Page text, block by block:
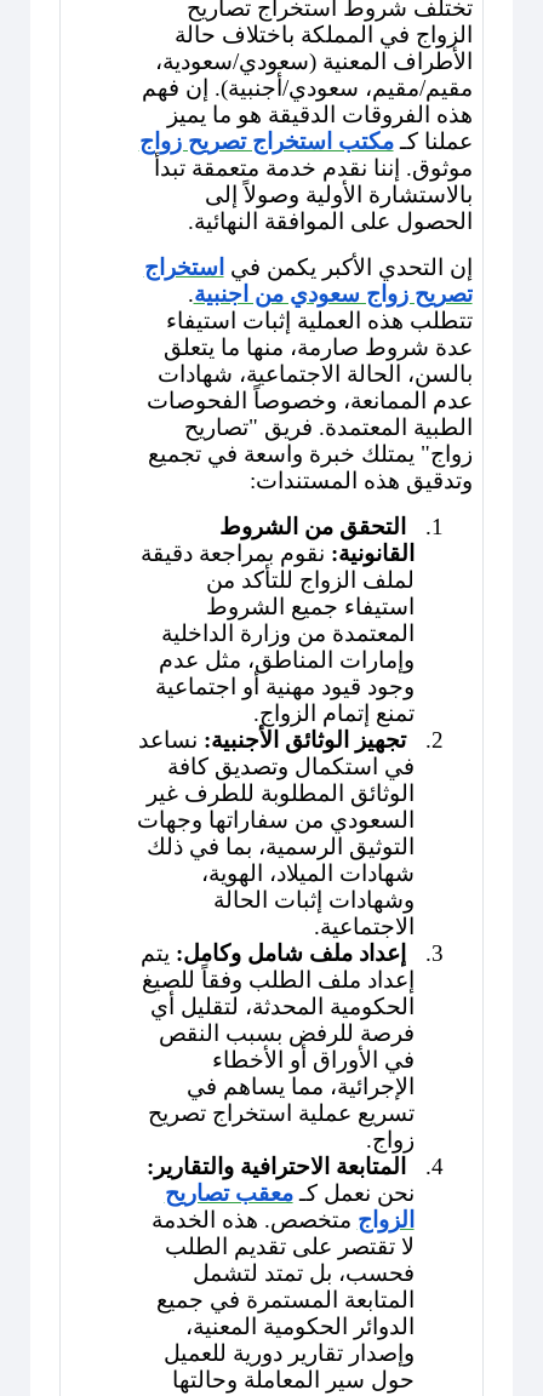
تختلف شروط استخراج تصاريح
الزواج في المملكة باختلاف حالة
الأطراف المعنية (سعودي/سعودية،
مقيم/مقيم، سعودي/أجنبية). إن فهم
هذه الفروقات الدقيقة هو ما يميز
عملنا كـمكتب استخراج تصريح زواج
موثوق. إننا نقدم خدمة متعمقة تبدأ
بالاستشارة الأولية وصولاً إلى
الحصول على الموافقة النهائية.
إن التحدي الأكبر يكمن في استخراج
تصريح زواج سعودي من اجنبية.
تتطلب هذه العملية إثبات استيفاء
عدة شروط صارمة، منها ما يتعلق
بالسن، الحالة الاجتماعية، شهادات
عدم الممانعة، وخصوصاً الفحوصات
الطبية المعتمدة. فريق "تصاريح
زواج" يمتلك خبرة واسعة في تجميع
وتدقيق هذه المستندات:
1.
التحقق من الشروط
القانونية: نقوم بمراجعة دقيقة
لملف الزواج للتأكد من
استيفاء جميع الشروط
المعتمدة من وزارة الداخلية
وإمارات المناطق، مثل عدم
وجود قيود مهنية أو اجتماعية
تمنع إتمام الزواج.
2.
تجهيز الوثائق الأجنبية: نساعد
في استكمال وتصديق كافة
الوثائق المطلوبة للطرف غير
السعودي من سفاراتها وجهات
التوثيق الرسمية، بما في ذلك
شهادات الميلاد، الهوية،
وشهادات إثبات الحالة
الاجتماعية.
3.
إعداد ملف شامل وكامل: يتم
إعداد ملف الطلب وفقاً للصيغ
الحكومية المحدثة، لتقليل أي
فرصة للرفض بسبب النقص
في الأوراق أو الأخطاء
الإجرائية، مما يساهم في
تسريع عملية استخراج تصريح
زواج.
4.
المتابعة الاحترافية والتقارير:
نحن نعمل كـمعقب تصاريح
الزواج متخصص. هذه الخدمة
لا تقتصر على تقديم الطلب
فحسب، بل تمتد لتشمل
المتابعة المستمرة في جميع
الدوائر الحكومية المعنية،
وإصدار تقارير دورية للعميل
حول سير المعاملة وحالتها